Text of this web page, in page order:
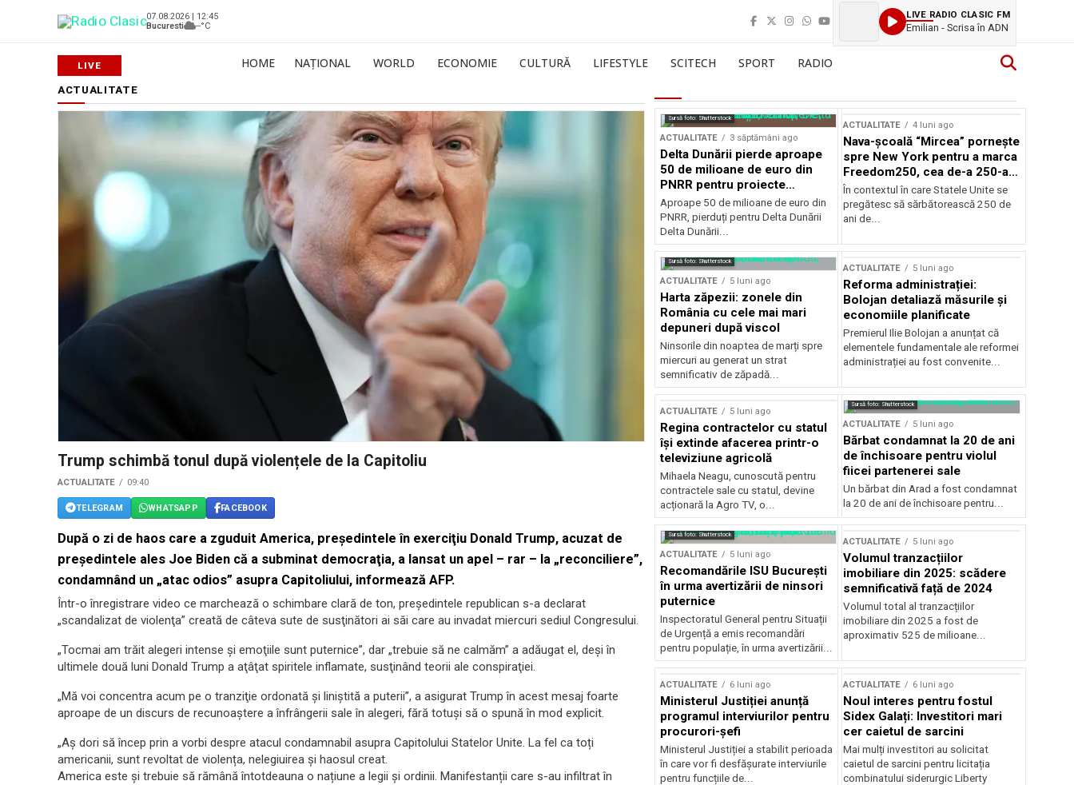
07.08.2026 | 12:45
Bucuresti
--°C
LIVE RADIO CLASIC FM
Emilian - Scrisa în ADN
HOME NAȚIONAL WORLD ECONOMIE CULTURĂ LIFESTYLE SCITECH SPORT RADIO
ACTUALITATE
Trump schimbă tonul după violențele de la Capitoliu
ACTUALITATE 09:40
TELEGRAM WHATSAPP FACEBOOK
După o zi de haos care a zguduit America, preşedintele în exerciţiu Donald Trump, acuzat de
preşedintele ales Joe Biden că a subminat democraţia, a lansat un apel – rar – la „reconciliere”,
condamnând un „atac odios” asupra Capitoliului, informează AFP.
Într-o înregistrare video ce marchează o schimbare clară de ton, preşedintele republican s-a declarat
„scandalizat de violenţa” creată de câteva sute de susţinători ai săi care au invadat miercuri sediul Congresului.
„Tocmai am trăit alegeri intense şi emoţiile sunt puternice”, dar „trebuie să ne calmăm” a adăugat el, deşi în
ultimele două luni Donald Trump a aţâţat spiritele inflamate, susţinând teorii ale conspiraţiei.
„Mă voi concentra acum pe o tranziţie ordonată şi liniştită a puterii”, a asigurat Trump în acest mesaj foarte
aproape de un discurs de recunoaştere a înfrângerii sale în alegeri, fără totuşi să o spună în mod explicit.
„Aș dori să încep prin a vorbi despre atacul condamnabil asupra Capitolului Statelor Unite. La fel ca toți
americanii, sunt revoltat de violența, nelegiuirea și haosul creat.
America este și trebuie să rămână întotdeauna o națiune a legii și ordinii. Manifestanții care s-au infiltrat în
Sursă foto: Shutterstock
ACTUALITATE 3 săptămâni ago
Delta Dunării pierde aproape
50 de milioane de euro din
PNRR pentru proiecte
esențiale
Aproape 50 de milioane de euro din
PNRR, pierduți pentru Delta Dunării
Delta Dunării...
ACTUALITATE 4 luni ago
Nava-școală “Mircea” pornește
spre New York pentru a marca
Freedom250, cea de-a 250-a
aniversare a Statelor Unite
În contextul în care Statele Unite se
pregătesc să sărbătorească 250 de
ani de...
Sursă foto: Shutterstock
ACTUALITATE 5 luni ago
Harta zăpezii: zonele din
România cu cele mai mari
depuneri după viscol
Ninsorile din noaptea de marți spre
miercuri au generat un strat
semnificativ de zăpadă...
ACTUALITATE 5 luni ago
Reforma administrației:
Bolojan detaliază măsurile și
economiile planificate
Premierul Ilie Bolojan a anunțat că
elementele fundamentale ale reformei
administrației au fost convenite...
ACTUALITATE 5 luni ago
Regina contractelor cu statul
își extinde afacerea printr-o
televiziune agricolă
Mihaela Neagu, cunoscută pentru
contractele sale cu statul, devine
acționară la Agro TV, o...
Sursă foto: Shutterstock
ACTUALITATE 5 luni ago
Bărbat condamnat la 20 de ani
de închisoare pentru violul
fiicei partenerei sale
Un bărbat din Arad a fost condamnat
la 20 de ani de închisoare pentru...
Sursă foto: Shutterstock
ACTUALITATE 5 luni ago
Recomandările ISU București
în urma avertizării de ninsori
puternice
Inspectoratul General pentru Situații
de Urgență a emis recomandări
pentru populație, în urma avertizării...
ACTUALITATE 5 luni ago
Volumul tranzacțiilor
imobiliare din 2025: scădere
semnificativă față de 2024
Volumul total al tranzacțiilor
imobiliare din 2025 a fost de
aproximativ 525 de milioane...
ACTUALITATE 6 luni ago
Ministerul Justiției anunță
programul interviurilor pentru
procurori-șefi
Ministerul Justiției a stabilit perioada
în care vor fi desfășurate interviurile
pentru funcțiile de...
ACTUALITATE 6 luni ago
Noul interes pentru fostul
Sidex Galați: Investitori mari
cer caietul de sarcini
Mai mulți investitori au solicitat
caietul de sarcini pentru licitația
combinatului siderurgic Liberty